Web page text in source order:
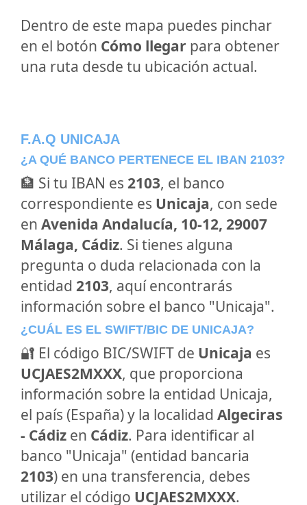
Dentro de este mapa puedes pinchar
en el botón Cómo llegar para obtener
una ruta desde tu ubicación actual.
F.A.Q UNICAJA
¿A QUÉ BANCO PERTENECE EL IBAN 2103?
🏦 Si tu IBAN es 2103, el banco
correspondiente es Unicaja, con sede
en Avenida Andalucía, 10-12, 29007
Málaga, Cádiz. Si tienes alguna
pregunta o duda relacionada con la
entidad 2103, aquí encontrarás
información sobre el banco "Unicaja".
¿CUÁL ES EL SWIFT/BIC DE UNICAJA?
🔐 El código BIC/SWIFT de Unicaja es
UCJAES2MXXX, que proporciona
información sobre la entidad Unicaja,
el país (España) y la localidad Algeciras
- Cádiz en Cádiz. Para identificar al
banco "Unicaja" (entidad bancaria
2103) en una transferencia, debes
utilizar el código UCJAES2MXXX.